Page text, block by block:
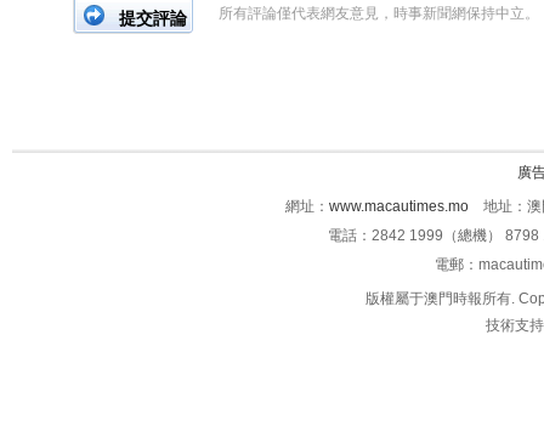
所有評論僅代表網友意見，時事新聞網保持中立。
廣
網址： www.macautimes.mo 地址：澳
電話：2842 1999（總機）
電郵：
版權屬于澳門時報所有.
技術支